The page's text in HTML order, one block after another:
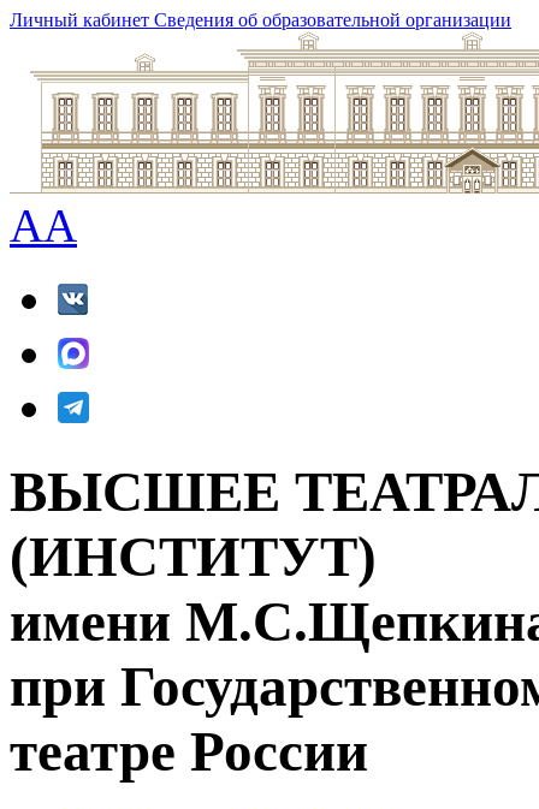
Личный кабинет Сведения об образовательной организации
AA
ВЫСШЕЕ
(ИНСТИТУТ)
имени
при
театре России